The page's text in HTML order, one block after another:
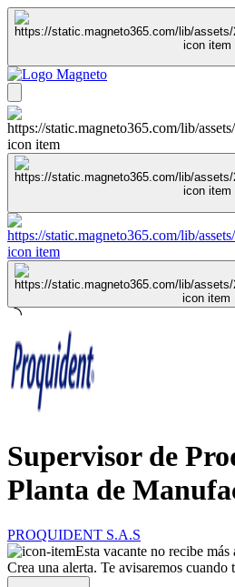
Supervisor de
Planta de
PROQUIDENT S.A.S
Esta vacante no recibe más
Crea una alerta. Te avisaremos cuando